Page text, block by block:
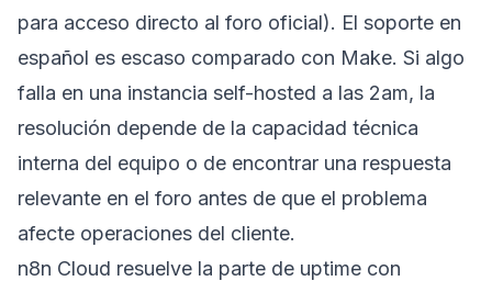
para acceso directo al foro oficial). El soporte en
español es escaso comparado con Make. Si algo
falla en una instancia self-hosted a las 2am, la
resolución depende de la capacidad técnica
interna del equipo o de encontrar una respuesta
relevante en el foro antes de que el problema
afecte operaciones del cliente.
n8n Cloud resuelve la parte de uptime con